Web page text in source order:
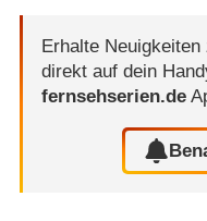
Erhalte Neuigkeiten
direkt auf dein
fernsehserien.de